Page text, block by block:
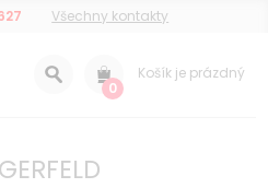
Všechny kontakty
0
Košík je prázdný